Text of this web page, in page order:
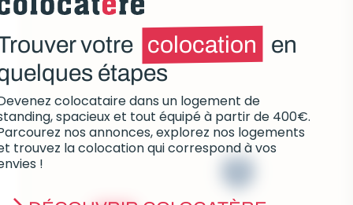
votre colocation
en
étapes
colocataire dans un logement de
spacieux et tout équipé à partir de 400€.
nos annonces, explorez nos logements
trouvez la colocation qui correspond à vos
!